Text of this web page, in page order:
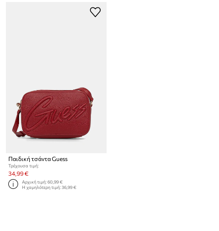
Παιδική τσάντα Guess
Τρέχουσα τιμή:
34,99 €
Αρχική τιμή:60,99 €
Η χαμηλότερη τιμή:36,99 €